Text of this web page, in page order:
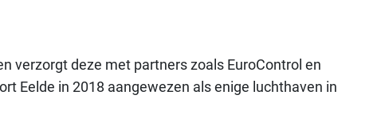
verzorgt deze met partners zoals EuroControl en
Eelde in 2018 aangewezen als enige luchthaven in